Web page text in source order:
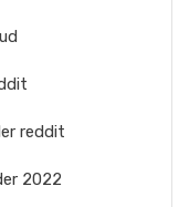
reddit
2022